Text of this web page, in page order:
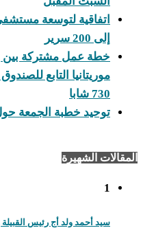
اتفاقية لتوسعة
إلى 200 سرير
خطة عمل مشتركة بين
موريتانيا التابع
730 شابا
توحيد خطبة الجمعة
المقالات الشهيرة
1
سيد أحمد ولد أج رئيس القبيلة